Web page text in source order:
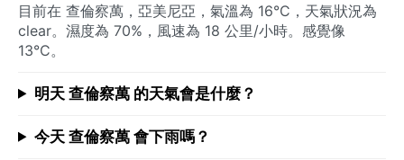
目前在 查倫察萬，亞美尼亞，氣溫為 16°C，天氣狀況為
clear。濕度為 70%，風速為 18 公里/小時。感覺像
13°C。
明天 查倫察萬 的天氣會是什麼？
今天 查倫察萬 會下雨嗎？